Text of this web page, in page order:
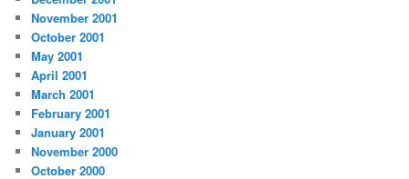
November 2001
October 2001
May 2001
April 2001
March 2001
February 2001
January 2001
November 2000
October 2000